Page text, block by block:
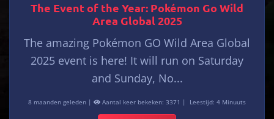
The Event of the Year: Pokémon Go Wild
Area Global 2025
The amazing Pokémon GO Wild Area Global
2025 event is here! It will run on Saturday
and Sunday, No...
8 maanden geleden | Aantal keer bekeken: 3371 | Leestijd: 4 Minuuts